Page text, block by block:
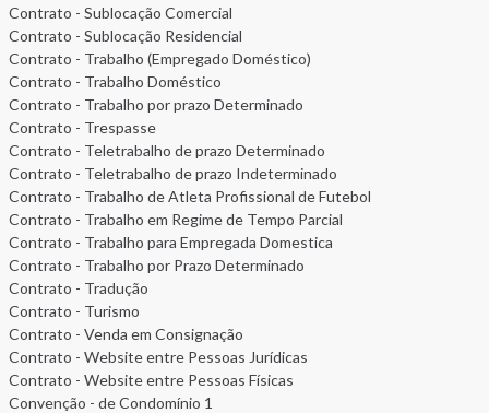
Contrato - Sublocação Comercial
Contrato - Sublocação Residencial
Contrato - Trabalho (Empregado Doméstico)
Contrato - Trabalho Doméstico
Contrato - Trabalho por prazo Determinado
Contrato - Trespasse
Contrato - Teletrabalho de prazo Determinado
Contrato - Teletrabalho de prazo Indeterminado
Contrato - Trabalho de Atleta Profissional de Futebol
Contrato - Trabalho em Regime de Tempo Parcial
Contrato - Trabalho para Empregada Domestica
Contrato - Trabalho por Prazo Determinado
Contrato - Tradução
Contrato - Turismo
Contrato - Venda em Consignação
Contrato - Website entre Pessoas Jurídicas
Contrato - Website entre Pessoas Físicas
Convenção - de Condomínio 1